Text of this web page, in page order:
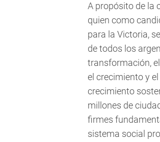
A propósito de la
quien como
para la Victoria,
de todos los
transformación,
el crecimiento y
crecimiento
millones de
firmes
sistema social